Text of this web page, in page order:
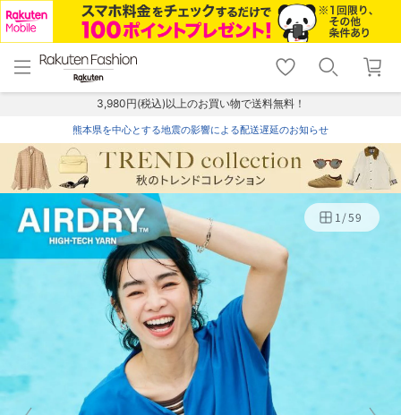
menu home
トップ
shopping_cart lock_outline
ログイン
3,980円(税込)以上のお買い物で送料無料！
熊本県を中心とする地震の影響による配送遅延のお知らせ
1/59